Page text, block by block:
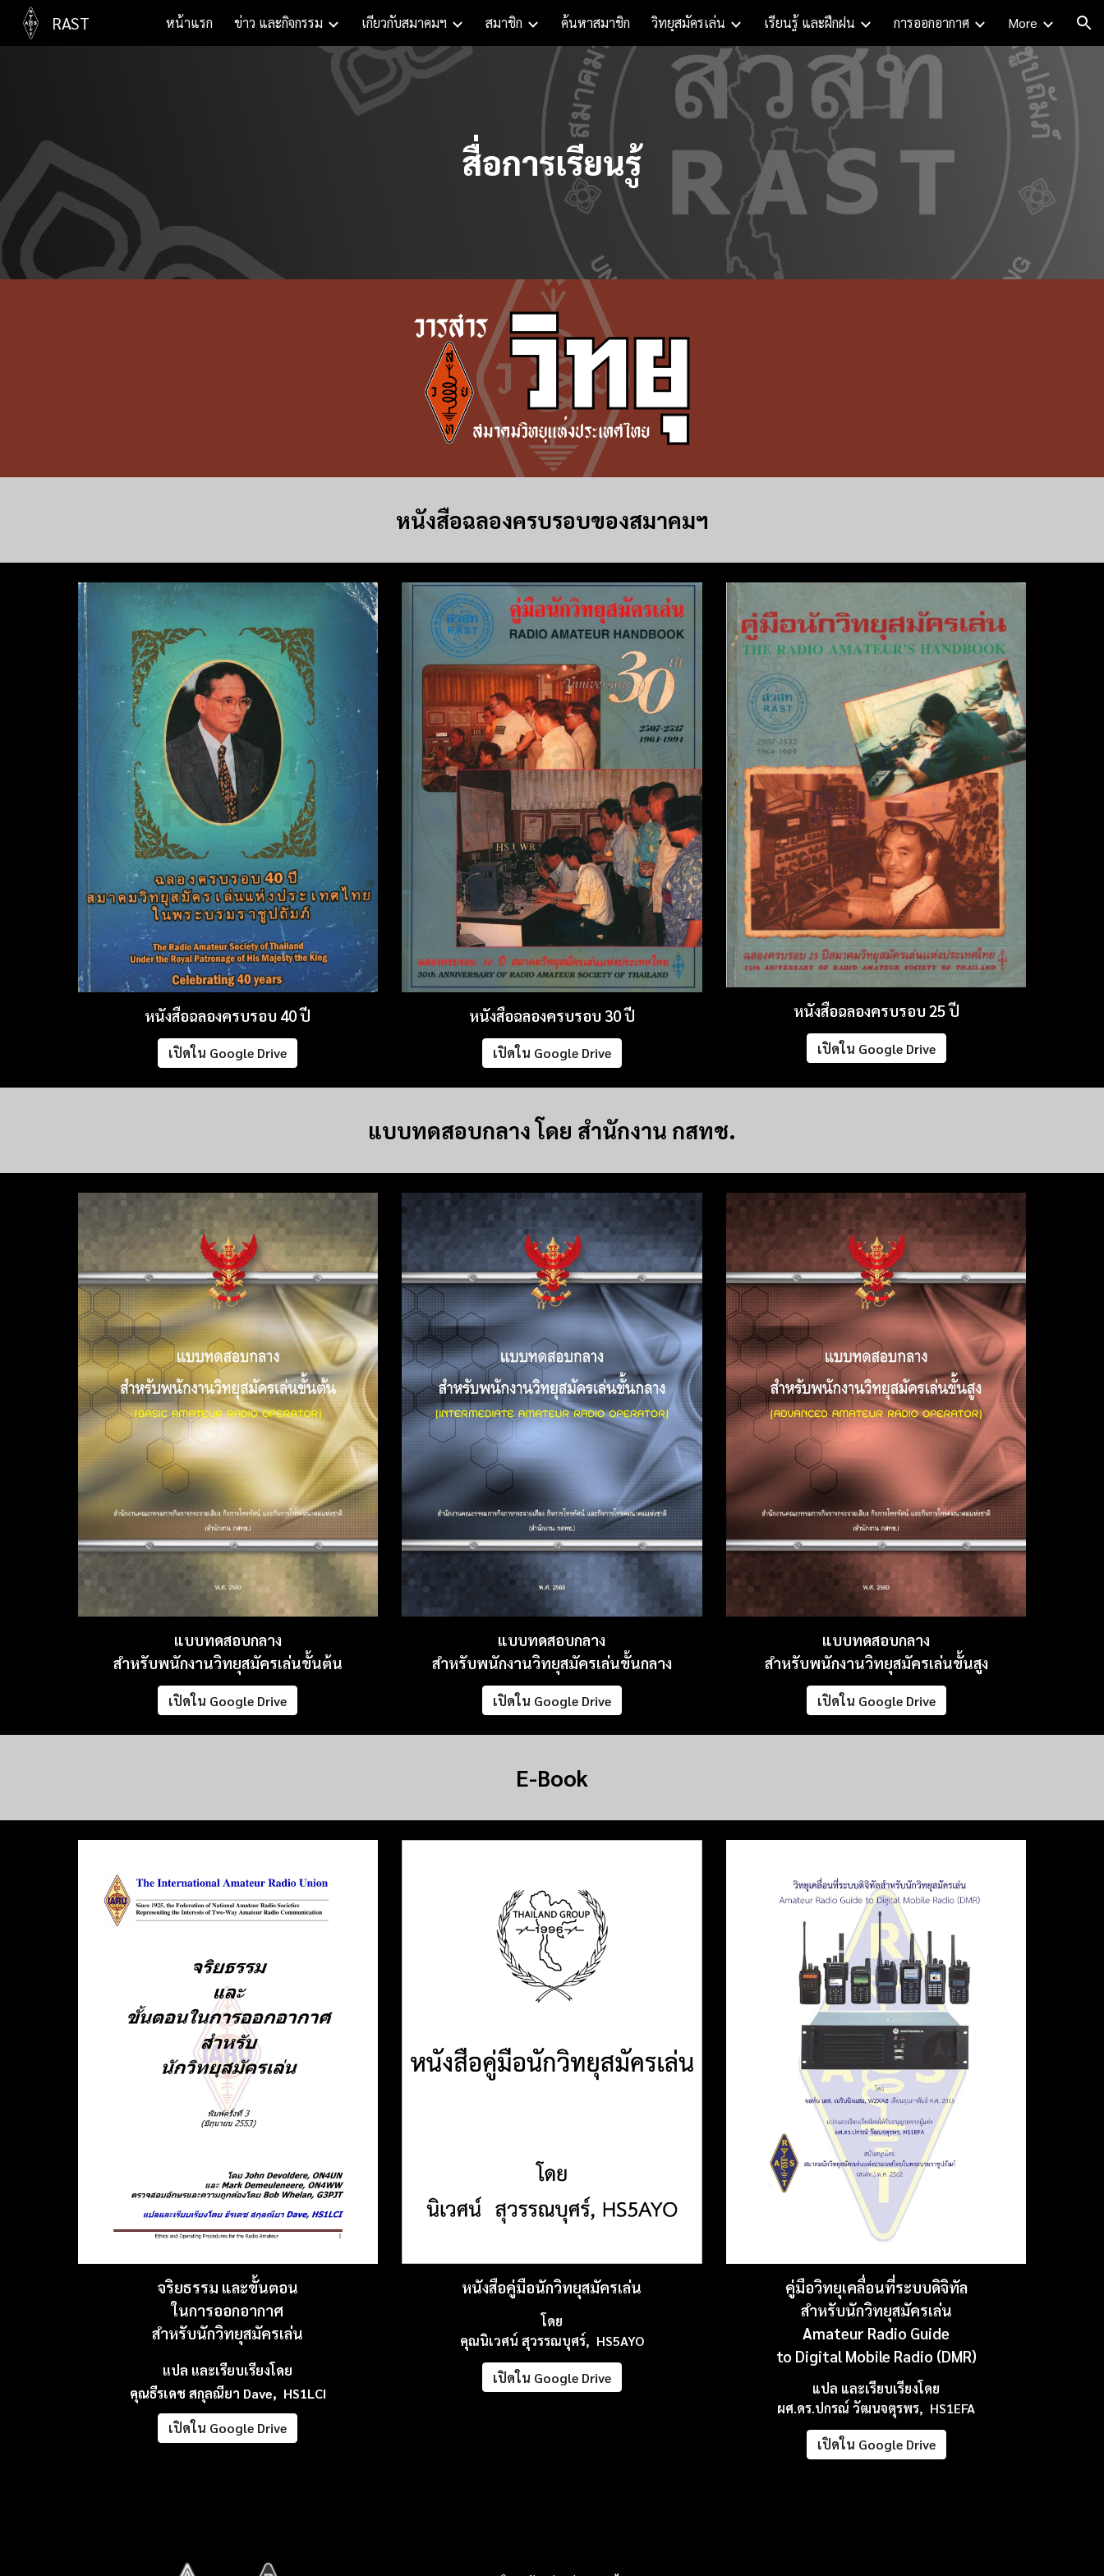
Skip to main content Skip to navigation
RAST หน้าแรก ข่าว และกิจกรรม เกี่ยวกับสมาคมฯ สมาชิก ค้นหาสมาชิก วิทยุสมัครเล่น เรียนรู้ และฝึกฝน การออกอากาศ More
สื่อการเรียนรู้
หนังสือฉลองครบรอบของสมาคมฯ
หนังสือฉลองครบรอบ 40 ปี
เปิดใน Google Drive
หนังสือฉลองครบรอบ 30 ปี
เปิดใน Google Drive
หนังสือฉลองครบรอบ 25ปี
เปิดใน Google Drive
แบบทดสอบกลาง โดย สำนักงาน กสทช.
แบบทดสอบกลาง
สำหรับพนักงานวิทยุสมัครเล่นขั้นต้น
เปิดใน Google Drive
แบบทดสอบกลาง
สำหรับพนักงานวิทยุสมัครเล่นขั้นกลาง
เปิดใน Google Drive
แบบทดสอบกลาง
สำหรับพนักงานวิทยุสมัครเล่นขั้นสูง
เปิดใน Google Drive
E-Book
จริยธรรม และขั้นตอน
ในการออกอากาศ
สำหรับนักวิทยุสมัครเล่น
แปล และเรียบเรียงโดย
คุณธีรเดช สกุลณียา Dave, HS1LCI
เปิดใน Google Drive
หนังสือคู่มือนักวิทยุสมัครเล่น
โดย
คุณนิเวศน์ สุวรรณบุศร์, HS5AYO
เปิดใน Google Drive
คู่มือวิทยุเคลื่อนที่ระบบดิจิทัล
สำหรับนักวิทยุสมัครเล่น
Amateur Radio Guide
to Digital Mobile Radio (DMR)
แปล และเรียบเรียงโดย
ผศ.ดร.ปกรณ์ วัฒนจตุรพร, HS1EFA
เปิดใน Google Drive